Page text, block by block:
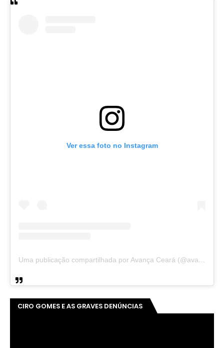
Ver essa foto no Instagram
Uma publicação compartilhada por Avança Ceará (@avancaceara)
CIRO GOMES E AS GRAVES DENÚNCIAS